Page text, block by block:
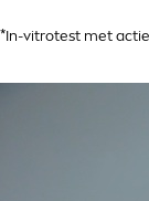
*In-vitrotest met